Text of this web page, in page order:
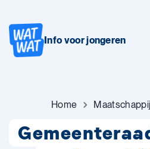
Info voor jongeren
Home Maatschappij